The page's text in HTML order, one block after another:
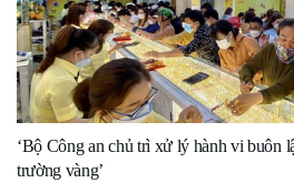
‘Bộ Công an chủ trì xử lý hành vi buôn
trường vàng’